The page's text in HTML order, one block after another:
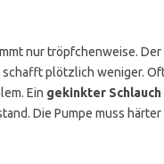
nur tröpfchenweise.
plötzlich weniger.
Ein gekinkter Schlauch
Die Pumpe muss härter